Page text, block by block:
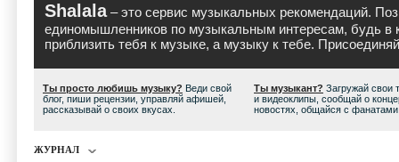
Shalala– это сервис музыкальных рекомендаций.
единомышленников по музыкальным интересам, будь в
приблизить тебя к музыке, а музыку к тебе.
Ты просто любишь музыку? Веди свой
блог, пиши рецензии, управляй афишей,
рассказывай о своих вкусах.
Ты музыкант? Загружай свои
и видеоклипы, сообщай о
новостях, общайся с
ЖУРНАЛ